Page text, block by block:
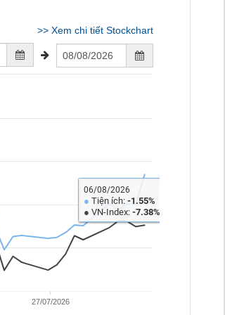
>> Xem chi tiết Stockchart
27/07/2026
06/08/2026
● Tiện ích:-1.55%
● VN-Index:-7.38%